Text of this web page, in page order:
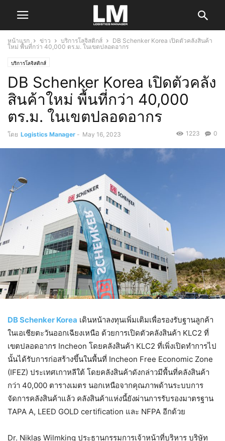
หน้าแรก ข่าว บริการโลจิสติกส์
DB Schenker Korea เปิดตัวคลังสินค้า
ใหม่ พื้นที่กว่า 40,000 ตร.ม. ในเขตปลอดอากร
บริการโลจิสติกส์
DB Schenker Korea เปิดตัวคลัง
สินค้าใหม่ พื้นที่กว่า 40,000
ตร.ม. ในเขตปลอดอากร
โดย Logistics Manager - May 16, 2023 0
1223
DB Schenker Korea เดินหน้าลงทุนเพิ่มเติมเพื่อรองรับฐานลูกค้า
ในเอเชียตะวันออกเฉียงเหนือ ด้วยการเปิดตัวคลังสินค้า KLC2 ที่
เขตปลอดอากร Incheon โดยคลังสินค้า KLC2 ที่เพิ่งเปิดทำการไป
นั้นได้รับการก่อสร้างขึ้นในพื้นที่ Incheon Free Economic Zone
(IFEZ) ประเทศเกาหลีใต้ โดยคลังสินค้าดังกล่าวมีพื้นที่คลังสินค้า
กว่า 40,000 ตารางเมตร นอกเหนือจากคุณภาพด้านระบบการ
จัดการคลังสินค้าแล้ว คลังสินค้าแห่งนี้ยังผ่านการรับรองมาตรฐาน
TAPA A, LEED GOLD certification และ NFPA อีกด้วย
Dr. Niklas Wilmking ประธานกรรมการเจ้าหน้าที่บริหาร บริษัท